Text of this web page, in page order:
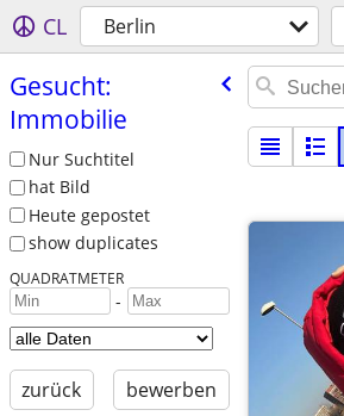
CL Berlin
Gesucht:
Immobilie
Nur Suchtitel
hat Bild
Heute gepostet
show duplicates
QUADRATMETER
-
zurück bewerben